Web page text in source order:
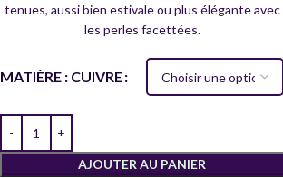
tenues, aussi bien estivale ou plus élégante avec
les perles facettées.
MATIÈRE : CUIVRE
AJOUTER AU PANIER